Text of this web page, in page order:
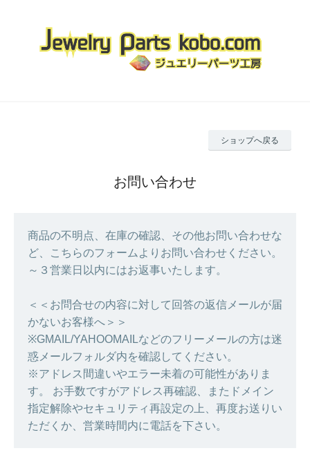
ショップへ戻る
お問い合わせ
商品の不明点、在庫の確認、その他お問い合わせな
ど、こちらのフォームよりお問い合わせください。
～３営業日以内にはお返事いたします。
＜＜お問合せの内容に対して回答の返信メールが届
かないお客様へ＞＞
※GMAIL/YAHOOMAILなどのフリーメールの方は迷
惑メールフォルダ内を確認してください。
※アドレス間違いやエラー未着の可能性がありま
す。 お手数ですがアドレス再確認、またドメイン
指定解除やセキュリティ再設定の上、再度お送りい
ただくか、営業時間内に電話を下さい。